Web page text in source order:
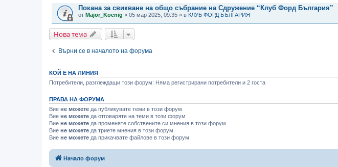
Покана за свикване на общо събрание на Сдружение “Клуб Форд България”
от Major_Koenig » 05 мар 2025, 09:35 » в КЛУБ ФОРД БЪЛГАРИЯ
Нова тема
Върни се в началото на форума
КОЙ Е НА ЛИНИЯ
Потребители, разглеждащи този форум: Няма регистрирани потребители и 2 госта
ПРАВА НА ФОРУМА
Вие не можете да публикувате теми в този форум
Вие не можете да отговаряте на теми в този форум
Вие не можете да променяте собствените си мнения в този форум
Вие не можете да триете мнения в този форум
Вие не можете да прикачвате файлове в този форум
Начало форум